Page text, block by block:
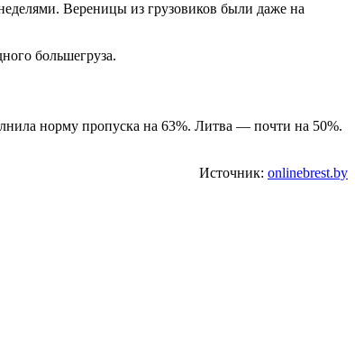
Вереницы из грузовиков были даже на
большегруза.
норму пропуска на 63%. Литва — почти на 50%.
Источник: onlinebrest.by